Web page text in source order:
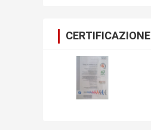
CERTIFICAZIONE